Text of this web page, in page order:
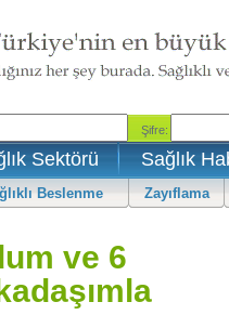
Sektörü Sağlık
Beslenme Zayıflama
ve 6